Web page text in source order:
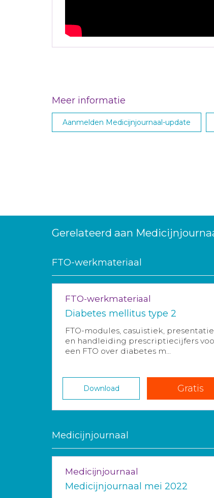
Meer informatie
Aanmelden Medicijnjournaal-update
Gerelateerd aan
FTO-werkmateriaal
FTO-werkmateriaal
Diabetes mellitus type 2
FTO-modules, casuïstiek,
en handleiding prescriptiecijfers
een FTO over diabetes m...
Download Gratis
Medicijnjournaal
Medicijnjournaal
Medicijnjournaal mei 2022